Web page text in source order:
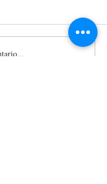
el centro de